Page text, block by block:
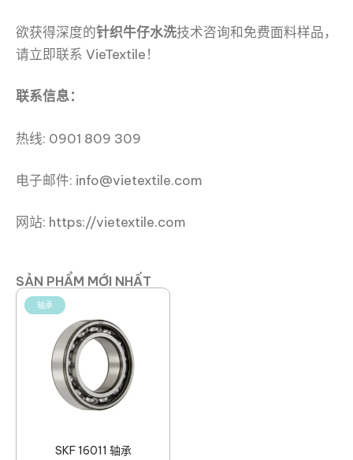
欲获得深度的针织牛仔水洗技术咨询和免费面料样品，
请立即联系 VieTextile！
联系信息：
热线: 0901 809 309
电子邮件: info@vietextile.com
网站: https://vietextile.com
SẢN PHẨM MỚI NHẤT
轴承
SKF 16011 轴承